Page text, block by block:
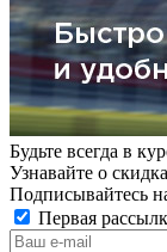
Будьте всегда в
Узнавайте о
Подписывайтесь
Первая